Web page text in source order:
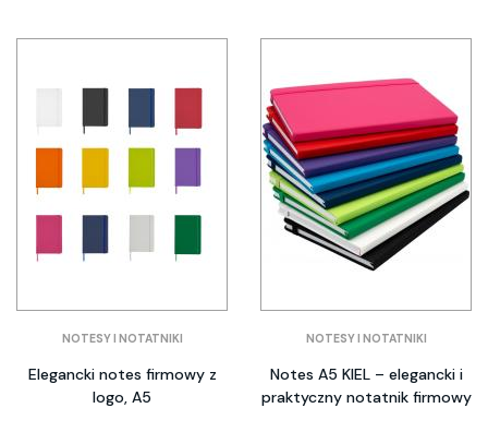
NOTESY I NOTATNIKI
Elegancki notes firmowy z
logo, A5
NOTESY I NOTATNIKI
Notes A5 KIEL – elegancki i
praktyczny notatnik firmowy